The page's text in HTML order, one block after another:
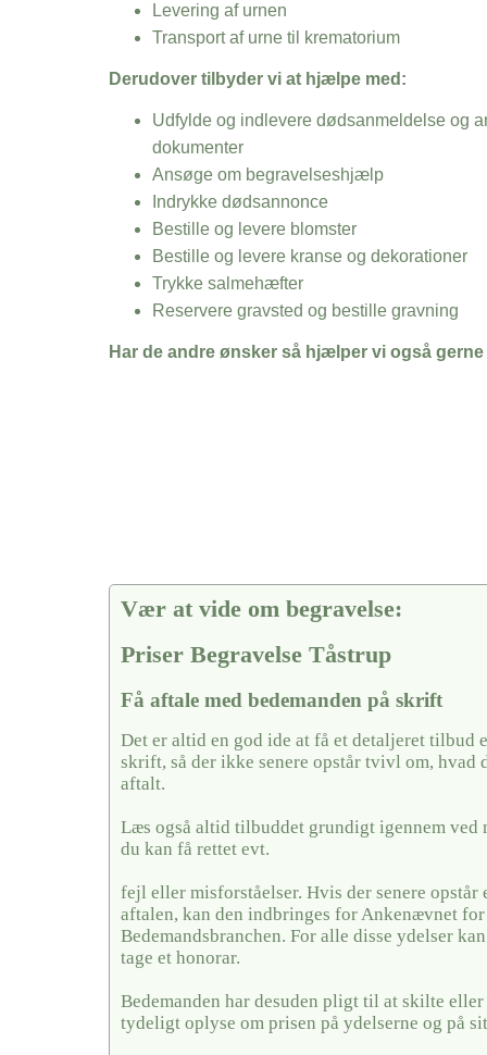
Levering af urnen
Transport af urne til krematorium
Derudover tilbyder vi at hjælpe med:
Udfylde og indlevere dødsanmeldelse og
dokumenter
Ansøge om begravelseshjælp
Indrykke dødsannonce
Bestille og levere blomster
Bestille og levere kranse og dekorationer
Trykke salmehæfter
Reservere gravsted og bestille gravning
Har de andre ønsker så hjælper vi også gerne
Vær at vide om begravelse:
Priser Begravelse Tåstrup
Få aftale med bedemanden på skrift
Det er altid en god ide at få et detaljeret tilbud
skrift, så der ikke senere opstår tvivl om, hvad
aftalt.
Læs også altid tilbuddet grundigt igennem ved
du kan få rettet evt.
fejl eller misforståelser. Hvis der senere opstår
aftalen, kan den indbringes for Ankenævnet for
Bedemandsbranchen. For alle disse ydelser
tage et honorar.
Bedemanden har desuden pligt til at skilte eller
tydeligt oplyse om prisen på ydelserne og på